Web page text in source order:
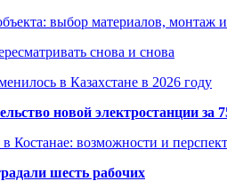
выбор материалов, монтаж
снова и снова
в Казахстане в 2026 году
новой электростанции за
Костанае: возможности и
шесть рабочих